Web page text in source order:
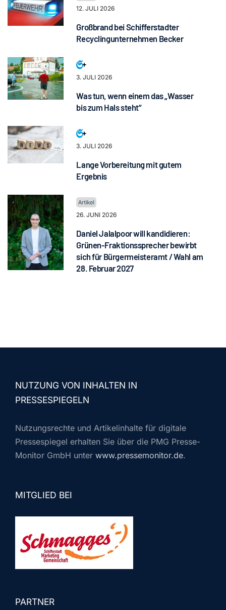
12. JULI 2026
Großbrand bei Schifferstadter
Recyclingunternehmen Becker
3. JULI 2026
Was tun, wenn einem das „Wasser
bis zum Hals steht“
3. JULI 2026
Lange Vorbereitung mit gutem
Ergebnis
26. JUNI 2026
Daniel Jalalpoor will kandidieren:
Grünen-Fraktionssprecher bewirbt
sich für Bürgermeisteramt / Wahl am
28. Februar 2027
NUTZUNG VON INHALTEN IN
PRESSESPIEGELN
Nutzungsrechte und Artikelinhalte für digitale
Pressespiegel erhalten Sie über die PMG Presse-
Monitor GmbH unter www.pressemonitor.de.
MITGLIED BEI
PARTNER